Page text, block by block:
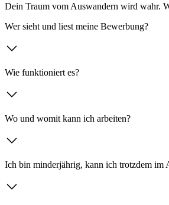
Dein Traum vom Auswandern wird wahr.
Wer sieht und liest meine Bewerbung?
Wie funktioniert es?
Wo und womit kann ich arbeiten?
Ich bin minderjährig, kann ich trotzdem im